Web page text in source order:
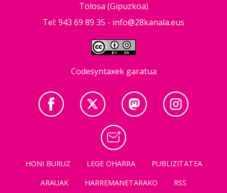
Tolosa (Gipuzkoa)
Tel: 943 69 89 35 - info@28kanala.eus
Codesyntaxek garatua
HONI BURUZ LEGE OHARRA
PUBLIZITATEA
ARAUAK
HARREMANETARAKO RSS